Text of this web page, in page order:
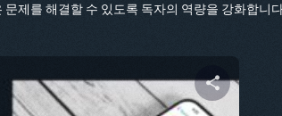
문제를 해결할 수 있도록 독자의 역량을 강화합